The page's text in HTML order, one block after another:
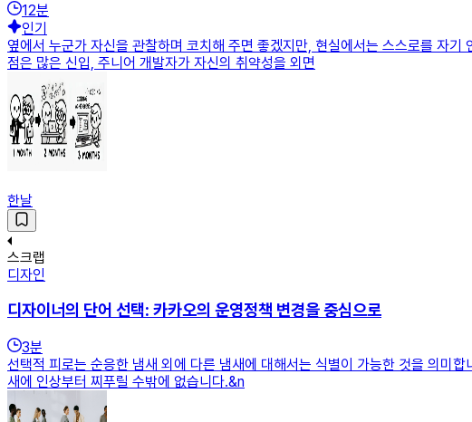
12분
인기
옆에서 누군가 자신을 관찰하며 코치해 주면 좋겠지만, 현실에서는 스스로를 자
점은 많은 신입, 주니어 개발자가 자신의 취약성을 외면
한날
스크랩
디자인
디자이너의 단어 선택: 카카오의 운영정책 변경을 중심으로
3분
선택적 피로는 순응한 냄새 외에 다른 냄새에 대해서는 식별이 가능한 것을 의미
새에 인상부터 찌푸릴 수밖에 없습니다.&n